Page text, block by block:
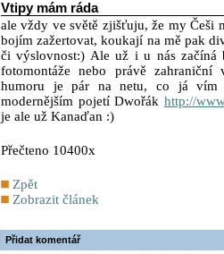
Vtipy mám ráda
ale vždy ve světě zjišťuju, že my Češi
bojím zažertovat, koukají na mě pak
či výslovnost:) Ale už i u nás začíná
fotomontáže nebo právě zahraniční
humoru je pár na netu, co já
modernějším pojetí Dwořák http://
je ale už Kanaďan :)
Přečteno 10400x
Zpět
Zobrazit článek
Přidat komentář